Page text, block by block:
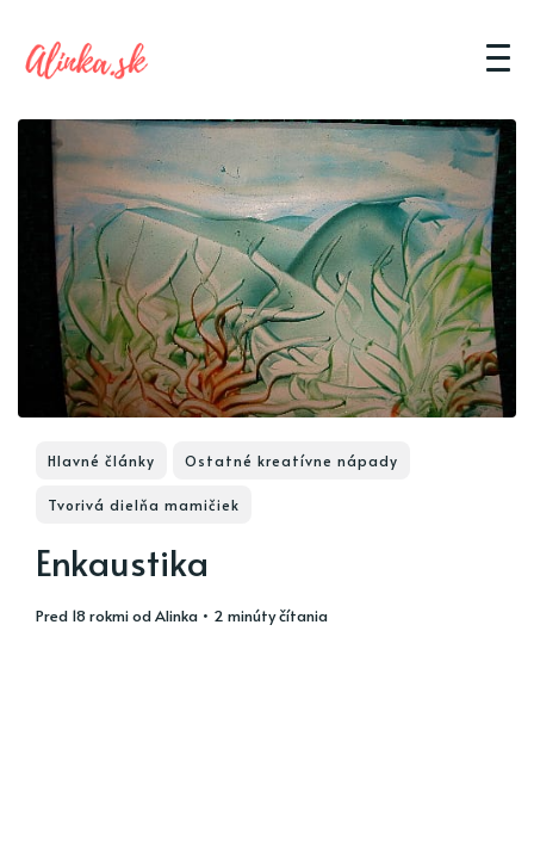
Hlavné články Ostatné kreatívne nápady
Tvorivá dielňa mamičiek
Enkaustika
pred 18 rokmiodAlinka • 2 minúty čítania